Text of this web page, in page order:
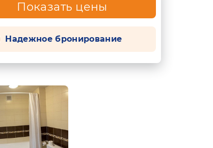
Показать цены
Надежное бронирование